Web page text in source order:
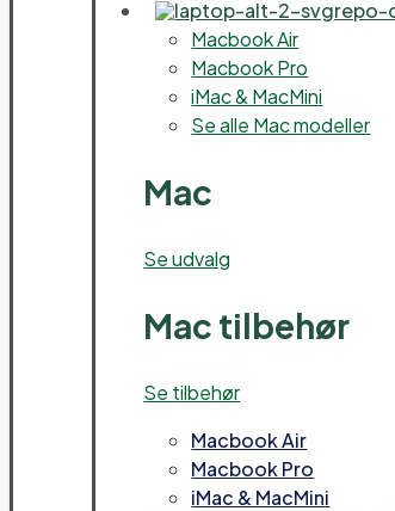
Macbook Air
Macbook Pro
iMac & MacMini
Se alle Mac modeller
Mac
Se udvalg
Mac tilbehør
Se tilbehør
Macbook Air
Macbook Pro
iMac & MacMini